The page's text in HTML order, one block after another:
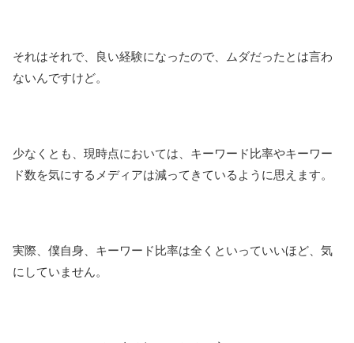
それはそれで、良い経験になったので、ムダだったとは言わ
ないんですけど。
少なくとも、現時点においては、キーワード比率やキーワー
ド数を気にするメディアは減ってきているように思えます。
実際、僕自身、キーワード比率は全くといっていいほど、気
にしていません。